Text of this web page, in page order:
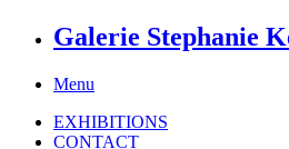
Galerie Stephanie
Menu
EXHIBITIONS
CONTACT